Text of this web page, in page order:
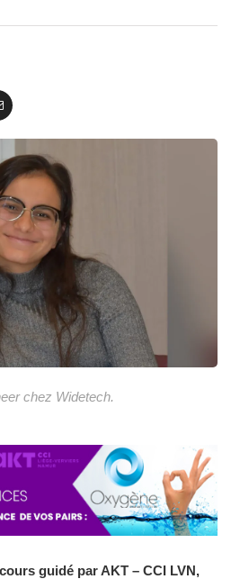
chez Widetech.
guidé par AKT – CCI LVN,